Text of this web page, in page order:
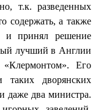
т.к. разведенных
содержать, а также
и принял решение
лучший в Англии
Его
таких дворянских
даже два министра.